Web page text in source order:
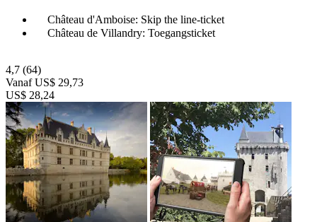
Château d'Amboise: Skip the line-ticket
Château de Villandry: Toegangsticket
4,7 (64)
Vanaf US$ 29,73
US$ 28,24